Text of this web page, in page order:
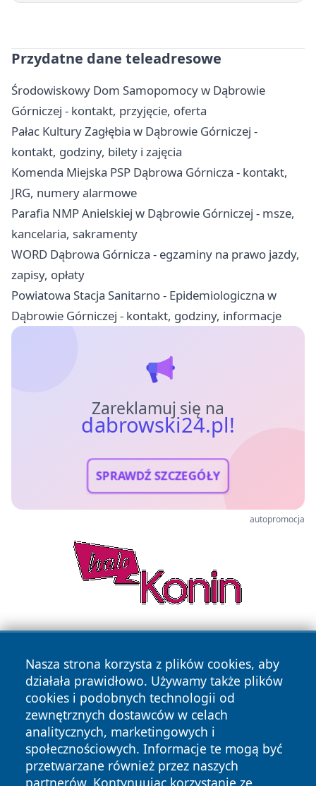
Przydatne dane teleadresowe
Środowiskowy Dom Samopomocy w Dąbrowie
Górniczej - kontakt, przyjęcie, oferta
Pałac Kultury Zagłębia w Dąbrowie Górniczej -
kontakt, godziny, bilety i zajęcia
Komenda Miejska PSP Dąbrowa Górnicza - kontakt,
JRG, numery alarmowe
Parafia NMP Anielskiej w Dąbrowie Górniczej - msze,
kancelaria, sakramenty
WORD Dąbrowa Górnicza - egzaminy na prawo jazdy,
zapisy, opłaty
Powiatowa Stacja Sanitarno - Epidemiologiczna w
Dąbrowie Górniczej - kontakt, godziny, informacje
Zareklamuj się na
dabrowski24.pl!
SPRAWDŹ SZCZEGÓŁY
autopromocja
Nasza strona korzysta z plików cookies, aby
działała prawidłowo. Używamy także plików
cookies i podobnych technologii od
zewnętrznych dostawców w celach
analitycznych, marketingowych i
społecznościowych. Informacje te mogą być
przetwarzane również przez naszych
partnerów. Kontynuując korzystanie ze
Copyright © 2026 dabrowski24.pl Wszystkie prawa
zastrzeżone.